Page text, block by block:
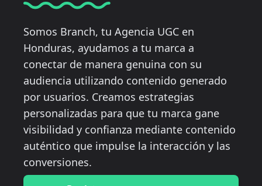
Somos Branch, tu Agencia UGC en
Honduras, ayudamos a tu marca a
conectar de manera genuina con su
audiencia utilizando contenido generado
por usuarios. Creamos estrategias
personalizadas para que tu marca gane
visibilidad y confianza mediante contenido
auténtico que impulse la interacción y las
conversiones.